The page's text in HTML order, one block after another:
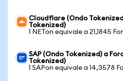
Cloudflare (Ondo
Tokenized)
1 NETon equivale a 21,1845
SAP (Ondo Tokenized) a
Tokenized)
1 SAPon equivale a 14,3578